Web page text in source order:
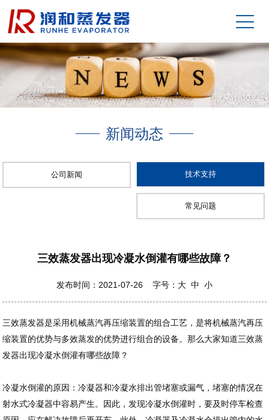
新闻动态
公司新闻 技术支持
常见问题
三效蒸发器出现冷凝水倒灌有哪些故障？
发布时间：2021-07-26 字号： 大 中 小
三效蒸发器是采用机械蒸汽再压缩装置的组合工艺，是将机械蒸汽再压
缩装置的优势与多效蒸发的优势进行组合的设备。那么大家知道三效蒸
发器出现冷凝水倒灌有哪些故障？
冷凝水倒灌的原因：冷凝器和冷凝水排出管堵塞或漏气，堵塞的情况在
射水式冷凝器中容易产生。因此，发现冷凝水倒灌时，要及时停车检查